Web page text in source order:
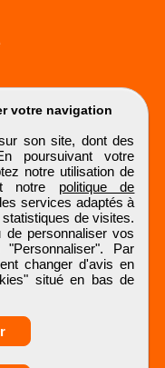
votre navigation
son site, dont des
poursuivant votre
notre utilisation de
notre politique de
services adaptés à
de visites.
personnaliser vos
Par
changer d'avis en
situé en bas de